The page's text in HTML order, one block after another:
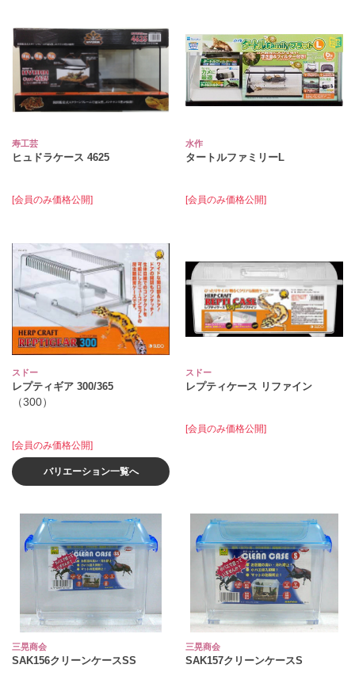
寿工芸
ヒュドラケース 4625
[会員のみ価格公開]
水作
タートルファミリーL
[会員のみ価格公開]
スドー
レプティギア 300/365
（300）
[会員のみ価格公開]
バリエーション一覧へ
スドー
レプティケース リファイン
[会員のみ価格公開]
三晃商会
SAK156クリーンケースSS
三晃商会
SAK157クリーンケースS